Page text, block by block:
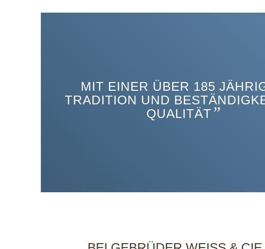
MIT EINER ÜBER 185
TRADITION UND
QUALITÄT ”